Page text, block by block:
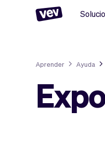
Aprender Ayuda